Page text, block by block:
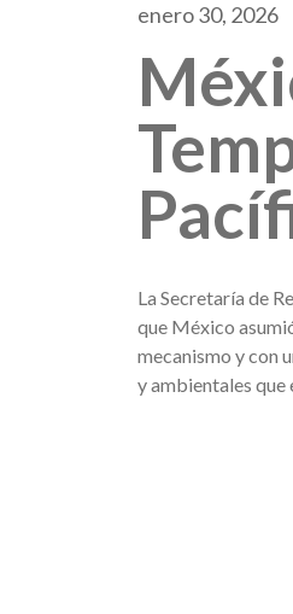
enero 30, 2026
La Secretaría de
que México
mecanismo y con
y ambientales